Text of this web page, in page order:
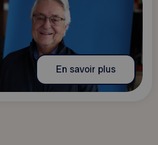
En savoir plus